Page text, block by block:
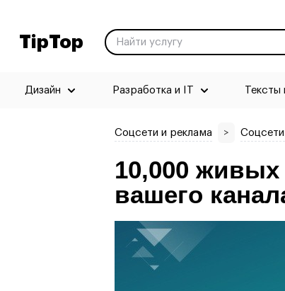
TipTop
Дизайн Разработка и IT
Соцсети и реклама > Соцсети
10,000
вашего